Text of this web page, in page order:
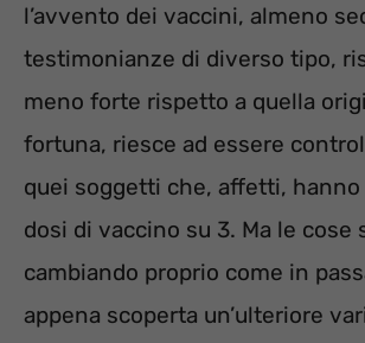
l’avvento dei vaccini, almeno
testimonianze di diverso tipo,
meno forte rispetto a quella
fortuna, riesce ad essere
quei soggetti che, affetti, hanno
dosi di vaccino su 3. Ma le cose
cambiando proprio come in
appena scoperta un’ulteriore